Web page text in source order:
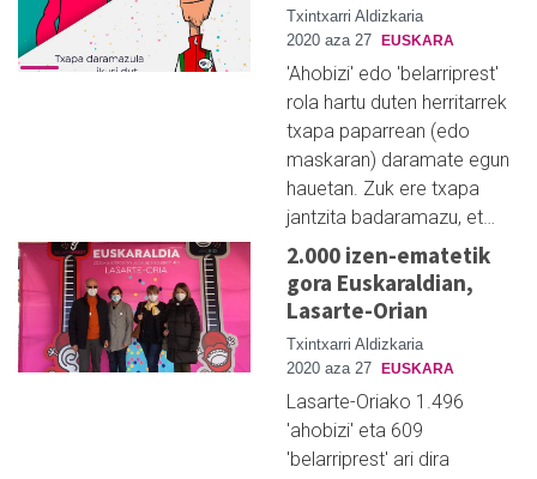
Txintxarri Aldizkaria
2020 aza 27
EUSKARA
'Ahobizi' edo 'belarriprest'
rola hartu duten herritarrek
txapa paparrean (edo
maskaran) daramate egun
hauetan. Zuk ere txapa
jantzita badaramazu, et…
2.000 izen-ematetik
gora Euskaraldian,
Lasarte-Orian
Txintxarri Aldizkaria
2020 aza 27
EUSKARA
Lasarte-Oriako 1.496
'ahobizi' eta 609
'belarriprest' ari dira